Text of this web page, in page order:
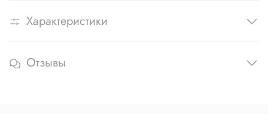
Характеристики
Отзывы